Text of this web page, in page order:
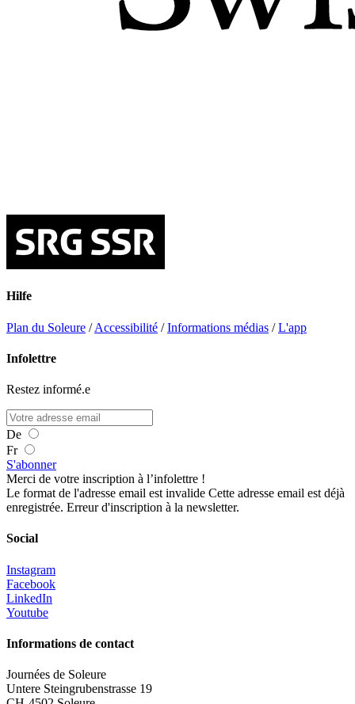
Hilfe
Plan du Soleure /Accessibilité /Informations médias /L'app
Infolettre
Restez informé.e
De
Fr
S'abonner
Merci de votre inscription à l’infolettre !
Le format de l'adresse email est invalide Cette adresse email est déjà
enregistrée. Erreur d'inscription à la newsletter.
Social
Instagram
Facebook
LinkedIn
Youtube
Informations de contact
Journées de Soleure
Untere Steingrubenstrasse 19